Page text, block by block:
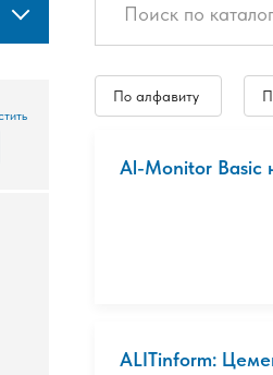
По алфавиту
Al-Monitor Basic
ALITinform: